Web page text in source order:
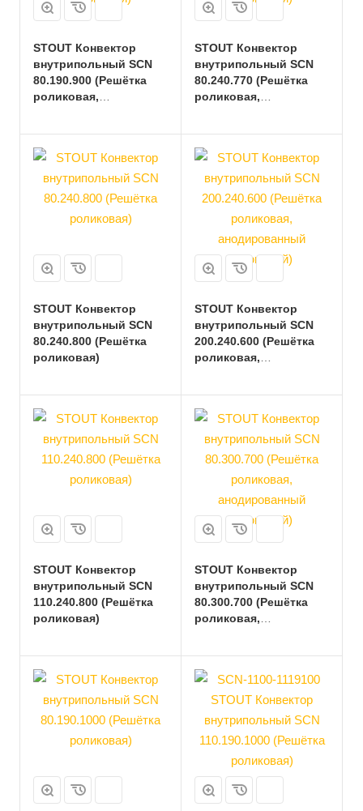
STOUT Конвектор
внутрипольный SCN
80.190.900 (Решётка
роликовая,
STOUT Конвектор
внутрипольный SCN
80.240.770 (Решётка
роликовая,
STOUT Конвектор
внутрипольный SCN
80.240.800 (Решётка
роликовая)
STOUT Конвектор
внутрипольный SCN
200.240.600 (Решётка
роликовая,
STOUT Конвектор
внутрипольный SCN
110.240.800 (Решётка
роликовая)
STOUT Конвектор
внутрипольный SCN
80.300.700 (Решётка
роликовая,